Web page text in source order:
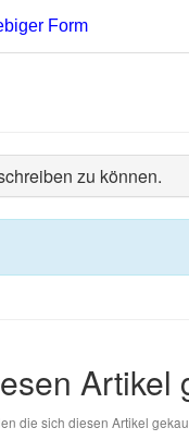
Form
zu können.
die sich diesen Artikel